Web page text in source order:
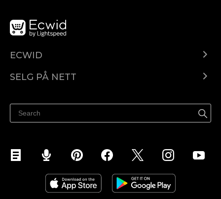
ECWID
Pris
SELG PÅ NETT
Selg på Facebook
Selg på Instagram